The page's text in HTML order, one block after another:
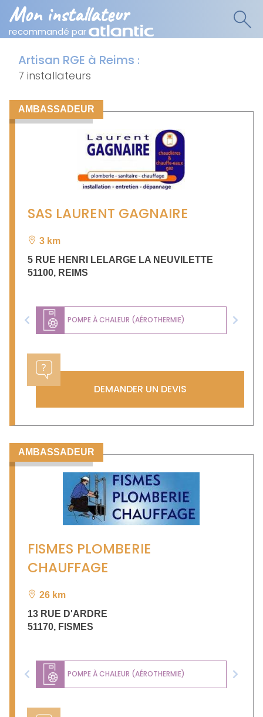
Mon installateur
recommandé par
Artisan RGE à Reims :
7 installateurs
AMBASSADEUR
SAS LAURENT GAGNAIRE
3 km
5 RUE HENRI LELARGE LA NEUVILETTE
51100, REIMS
POMPE À CHALEUR (AÉROTHERMIE)
Previous Next
DEMANDER UN DEVIS
AMBASSADEUR
FISMES PLOMBERIE
CHAUFFAGE
26 km
13 RUE D'ARDRE
51170, FISMES
POMPE À CHALEUR (AÉROTHERMIE)
Previous Next